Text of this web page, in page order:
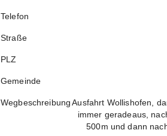
Telefon
Straße
PLZ
Gemeinde
Wegbeschreibung Ausfahrt Wollishofen,
immer geradeaus,
500m und dann